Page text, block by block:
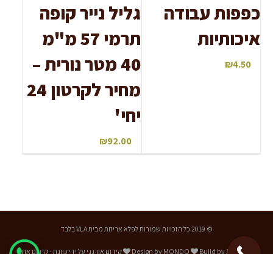
כפפות עבודה
איכותיות
₪4.50
גליל נייר קופה
תרמי 57 מ"מ
40 מטר נורית –
מחיר לקרטון 24
יחי'
₪92.00
© 2019 כל הזכויות שמורות לפלא אריזות מבית VLA בלבד
Design by MONDO Build by18DIGITAL קידום אורגני על ידי כוונת - קידום אתרי